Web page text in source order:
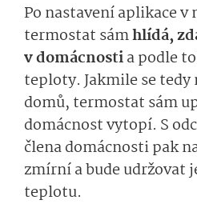
Po nastavení aplikace v
termostat sámhlídá,
v domácnostia podle
teploty. Jakmile se
domů, termostat sám
domácnost vytopí. S
člena domácnosti pak
zmírní a bude udržovat
teplotu.